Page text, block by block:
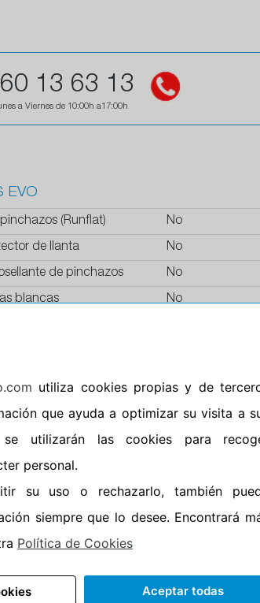
13 63 13
a Viernes de 10:00h a17:00h
EVO
(Runflat) No
de llanta No
de pinchazos No
blancas No
utiliza cookies propias y de
que ayuda a optimizar su visita a
utilizarán las cookies para
personal.
su uso o rechazarlo, también
siempre que lo desee. Encontrará
Política de Cookies
Aceptar todas